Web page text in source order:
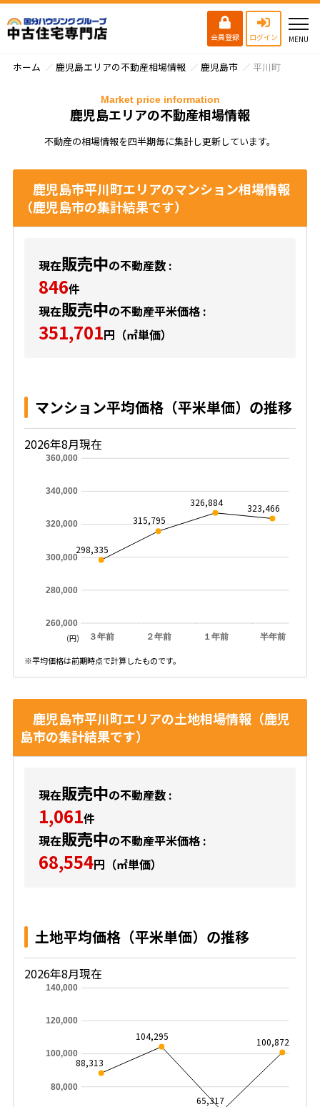
会員登録 ログイン
ホーム 鹿児島エリアの不動産相場情報 鹿児島市 平川町
鹿児島エリアの不動産相場情報
Market price information
不動産の相場情報を四半期毎に集計し更新しています。
鹿児島市平川町エリアのマンション相場情報
（鹿児島市の集計結果です）
現在販売中の不動産数 :
846件
現在販売中の不動産平米価格 :
351,701円（㎡単価）
マンション平均価格（平米単価）の推移
2026年8月現在
３年前 ２年前 １年前 半年前
260,000
280,000
300,000
320,000
340,000
360,000
298,335
315,795
326,884 323,466
(円)
※平均価格は前期時点で計算したものです。
鹿児島市平川町エリアの土地相場情報（鹿児
島市の集計結果です）
現在販売中の不動産数 :
1,061件
現在販売中の不動産平米価格 :
68,554円（㎡単価）
土地平均価格（平米単価）の推移
2026年8月現在
80,000
100,000
120,000
140,000
88,313
104,295
65,317
100,872